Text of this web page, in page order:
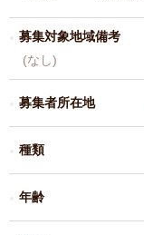
募集対象地域備考
(なし)
募集者所在地
種類
年齢